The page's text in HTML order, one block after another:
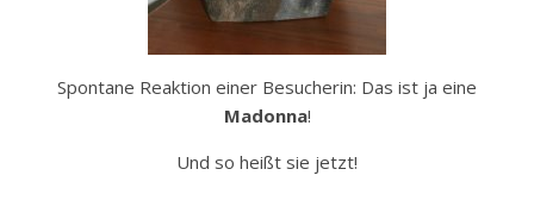
Spontane Reaktion einer Besucherin: Das ist ja eine
Madonna!
Und so heißt sie jetzt!